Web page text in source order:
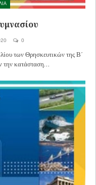
0
των Θρησκευτικών της Β΄
την κατάσταση…